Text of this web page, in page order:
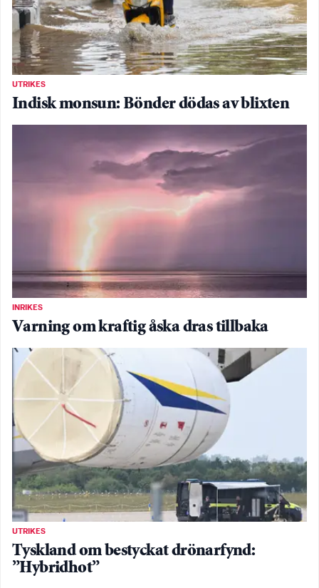
UTRIKES
Indisk monsun: Bönder dödas av blixten
INRIKES
Varning om kraftig åska dras tillbaka
UTRIKES
Tyskland om bestyckat drönarfynd:
”Hybridhot”